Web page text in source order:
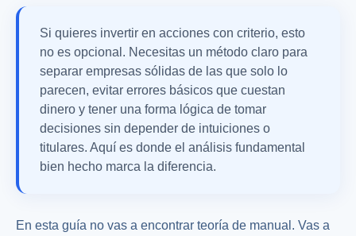
Si quieres invertir en acciones con criterio, esto
no es opcional. Necesitas un método claro para
separar empresas sólidas de las que solo lo
parecen, evitar errores básicos que cuestan
dinero y tener una forma lógica de tomar
decisiones sin depender de intuiciones o
titulares. Aquí es donde el análisis fundamental
bien hecho marca la diferencia.
En esta guía no vas a encontrar teoría de manual. Vas a